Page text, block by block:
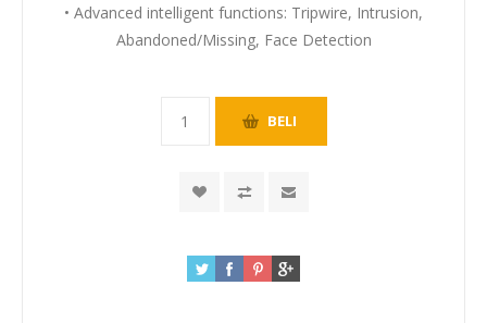
• Advanced intelligent functions: Tripwire, Intrusion,
Abandoned/Missing, Face Detection